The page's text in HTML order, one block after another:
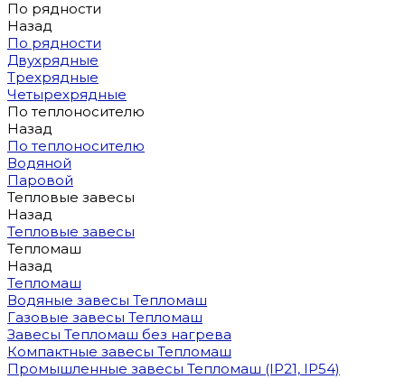
По рядности
Назад
По рядности
Двухрядные
Трехрядные
Четырехрядные
По теплоносителю
Назад
По теплоносителю
Водяной
Паровой
Тепловые завесы
Назад
Тепловые завесы
Тепломаш
Назад
Тепломаш
Водяные завесы Тепломаш
Газовые завесы Тепломаш
Завесы Тепломаш без нагрева
Компактные завесы Тепломаш
Промышленные завесы Тепломаш (IP21, IP54)